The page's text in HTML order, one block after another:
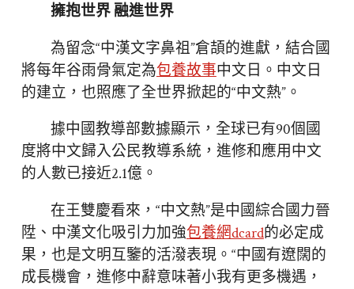
擁抱世界 融進世界
為留念“中漢文字鼻祖”倉頡的進獻，結合國
將每年谷雨骨氣定為包養故事中文日。中文日
的建立，也照應了全世界掀起的“中文熱”。
據中國教導部數據顯示，全球已有90個國
度將中文歸入公民教導系統，進修和應用中文
的人數已接近2.1億。
在王雙慶看來，“中文熱”是中國綜合國力晉
陞、中漢文化吸引力加強包養網dcard的必定成
果，也是文明互鑒的活潑表現。“中國有遼闊的
成長機會，進修中辭意味著小我有更多機遇，